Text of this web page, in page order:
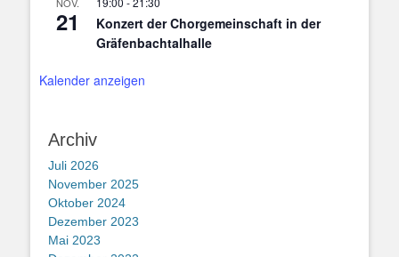
21
Konzert der Chorgemeinschaft in der
Gräfenbachtalhalle
Kalender anzeigen
Archiv
Juli 2026
November 2025
Oktober 2024
Dezember 2023
Mai 2023